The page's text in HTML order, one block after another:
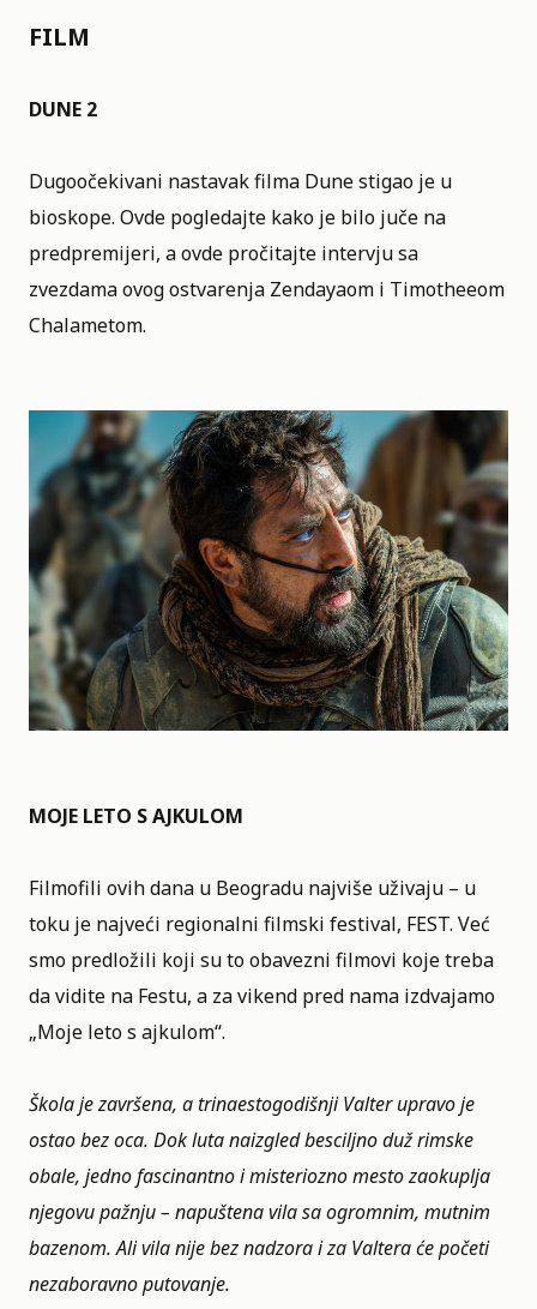
FILM
DUNE 2
Dugoočekivani nastavak filma Dune stigao je u
bioskope. Ovde pogledajte kako je bilo juče na
predpremijeri, a ovde pročitajte intervjusa
zvezdama ovog ostvarenja Zendayaom i Timotheeom
Chalametom.
MOJE LETO S AJKULOM
Filmofili ovih dana u Beogradu najviše uživaju – u
toku je najveći regionalni filmski festival, FEST. Već
smo predložili koji su to obavezni filmovi koje treba
da vidite na Festu, a za vikend pred nama izdvajamo
„Moje leto s ajkulom“.
Škola je završena, a trinaestogodišnji Valter upravo je
ostao bez oca. Dok luta naizgled besciljno duž rimske
obale, jedno fascinantno i misteriozno mesto zaokuplja
njegovu pažnju – napuštena vila sa ogromnim, mutnim
bazenom. Ali vila nije bez nadzora i za Valtera će početi
nezaboravno putovanje.